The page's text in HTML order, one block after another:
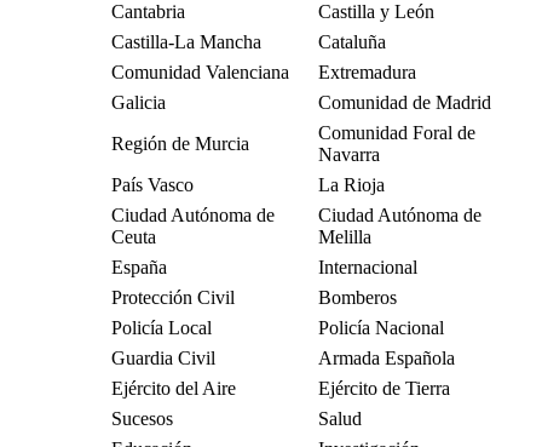
Cantabria
Castilla y León
Castilla-La Mancha
Cataluña
Comunidad Valenciana
Extremadura
Galicia
Comunidad de Madrid
Región de Murcia
Comunidad Foral de
Navarra
País Vasco
La Rioja
Ciudad Autónoma de
Ceuta
Ciudad Autónoma de
Melilla
España
Internacional
Protección Civil
Bomberos
Policía Local
Policía Nacional
Guardia Civil
Armada Española
Ejército del Aire
Ejército de Tierra
Sucesos
Salud